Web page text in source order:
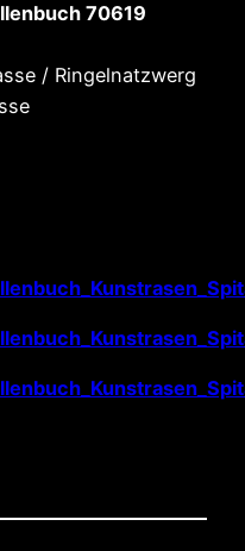
70619
/ Ringelnatzwerg